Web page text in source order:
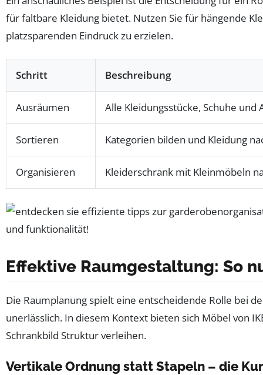
für faltbare Kleidung bietet. Nutzen Sie für hängende
platzsparenden Eindruck zu erzielen.
Schritt Beschreibung
Ausräumen Alle Kleidungsstücke, Schuhe und
Sortieren Kategorien bilden und Kleidung
Organisieren Kleiderschrank mit Kleinmöbeln
Effektive Raumgestaltung: So
Die Raumplanung spielt eine entscheidende Rolle bei
unerlässlich. In diesem Kontext bieten sich Möbel von
Schrankbild Struktur verleihen.
Vertikale Ordnung statt Stapeln – die